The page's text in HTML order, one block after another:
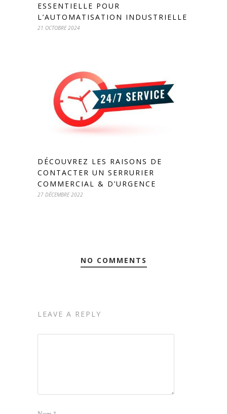
ESSENTIELLE POUR
L’AUTOMATISATION INDUSTRIELLE
21 OCTOBRE 2024
DÉCOUVREZ LES RAISONS DE
CONTACTER UN SERRURIER
COMMERCIAL & D’URGENCE
27 DÉCEMBRE 2022
NO COMMENTS
LEAVE A REPLY